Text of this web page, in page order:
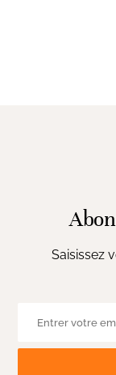
Saisissez